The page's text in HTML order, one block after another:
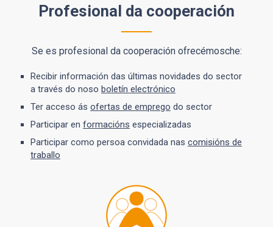
Profesional da cooperación
Se es profesional da cooperación ofrecémosche:
Recibir información das últimas novidades do sector
a través do noso boletín electrónico
Ter acceso ás ofertas de emprego do sector
Participar en formacións especializadas
Participar como persoa convidada nas comisións de
traballo